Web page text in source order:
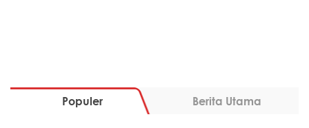
Populer Berita Utama